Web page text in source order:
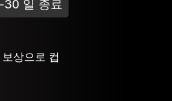
일 종료
상으로 컵